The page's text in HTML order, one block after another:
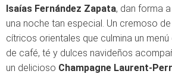
Isaías Fernández Zapata, dan forma
una noche tan especial. Un cremoso de
cítricos orientales que culmina un
de café, té y dulces navideños
un delicioso Champagne Laurent-